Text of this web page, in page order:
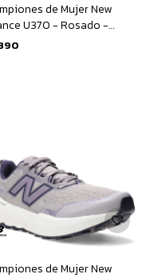
de Mujer New
U370 - Rosado -
de Mujer New